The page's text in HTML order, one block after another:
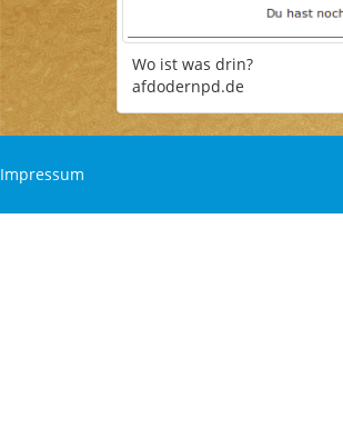
Wo ist was drin?
afdodernpd.de
Impressum